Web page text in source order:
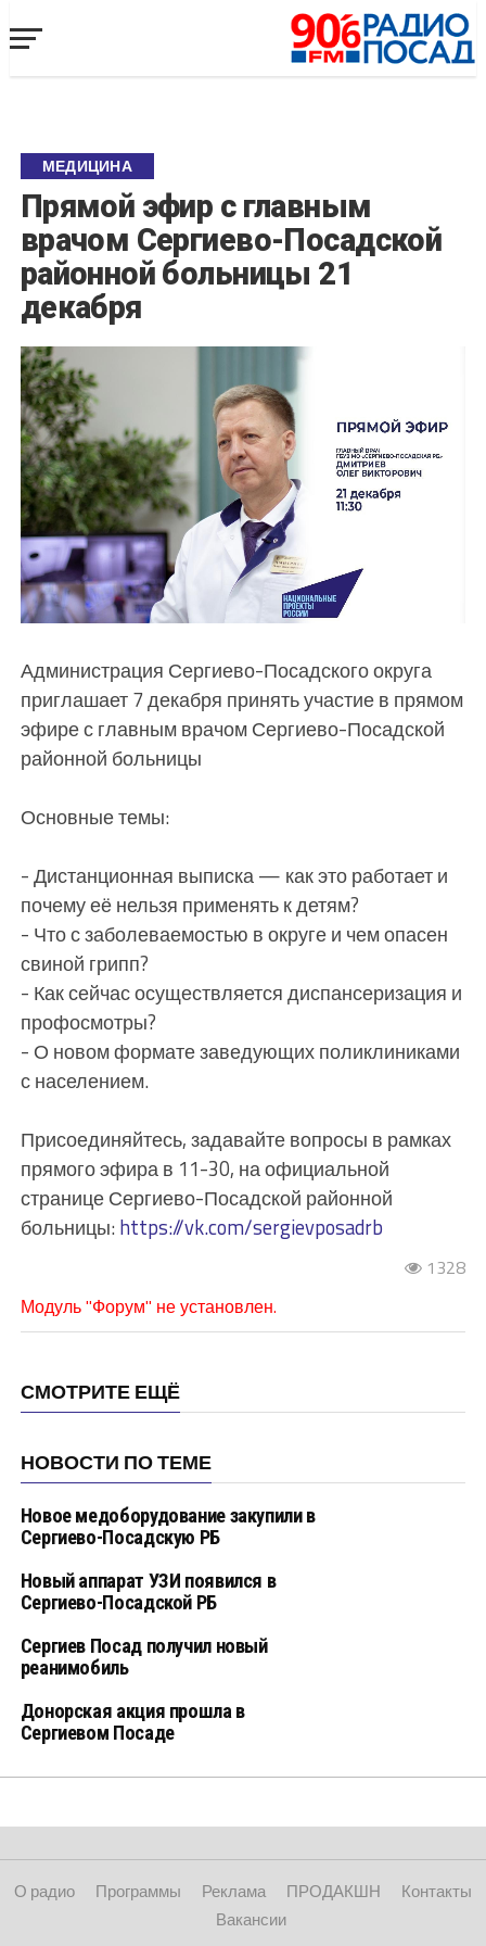
МЕДИЦИНА
Прямой эфир с главным
врачом Сергиево-Посадской
районной больницы 21
декабря
Администрация Сергиево-Посадского округа
приглашает 7 декабря принять участие в прямом
эфире с главным врачом Сергиево-Посадской
районной больницы
Основные темы:
- Дистанционная выписка — как это работает и
почему её нельзя применять к детям?
- Что с заболеваемостью в округе и чем опасен
свиной грипп?
- Как сейчас осуществляется диспансеризация и
профосмотры?
- О новом формате заведующих поликлиниками
с населением.
Присоединяйтесь, задавайте вопросы в рамках
прямого эфира в 11-30, на официальной
странице Сергиево-Посадской районной
больницы:https://vk.com/sergievposadrb
1328
Модуль "Форум" не установлен.
СМОТРИТЕ ЕЩЁ
НОВОСТИ ПО ТЕМЕ
Новое медоборудование закупили в
Сергиево-Посадскую РБ
Новый аппарат УЗИ появился в
Сергиево-Посадской РБ
Сергиев Посад получил новый
реанимобиль
Донорская акция прошла в
Сергиевом Посаде
О радио Программы Реклама ПРОДАКШН
Контакты
Вакансии